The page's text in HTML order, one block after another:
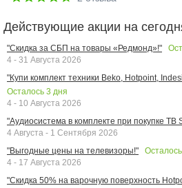
Действующие акции на
"Скидка за СБП на товары «Редмонд»!"
4 - 31 Августа 2026
"Купи комплект техники Beko, Hotpoint,
Осталось 3 дня
4 - 10 Августа 2026
"Аудиосистема в комплекте при покупке ТВ
4 Августа - 1 Сентября 2026
"Выгодные цены на телевизоры!"
Осталось
4 - 17 Августа 2026
"Скидка 50% на варочную поверхность